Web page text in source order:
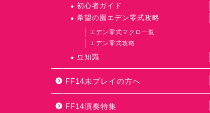
初心者ガイド
希望の園エデン零式攻略
エデン零式マクロ一覧
エデン零式攻略
豆知識
FF14未プレイの方へ
FF14演奏特集